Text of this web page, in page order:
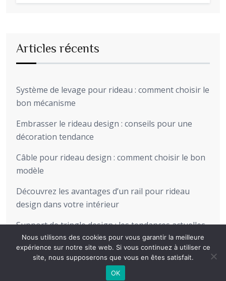
Articles récents
Système de levage pour rideau : comment choisir le
bon mécanisme
Embrasser le rideau design : conseils pour une
décoration tendance
Câble pour rideau design : comment choisir le bon
modèle
Découvrez les avantages d’un rail pour rideau
design dans votre intérieur
Support de tringle design : les tendances actuelles
pour sublimer votre intérieur
Nous utilisons des cookies pour vous garantir la meilleure
expérience sur notre site web. Si vous continuez à utiliser ce
site, nous supposerons que vous en êtes satisfait.
OK